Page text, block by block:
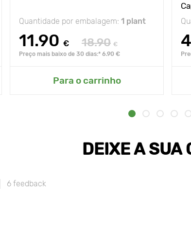
Quantidade por embalagem: 1 plant
11.90 € 18.90 €
Preço mais baixo de 30 dias:* 6.90 €
Para o carrinho
DEIXE A SUA
6 feedback